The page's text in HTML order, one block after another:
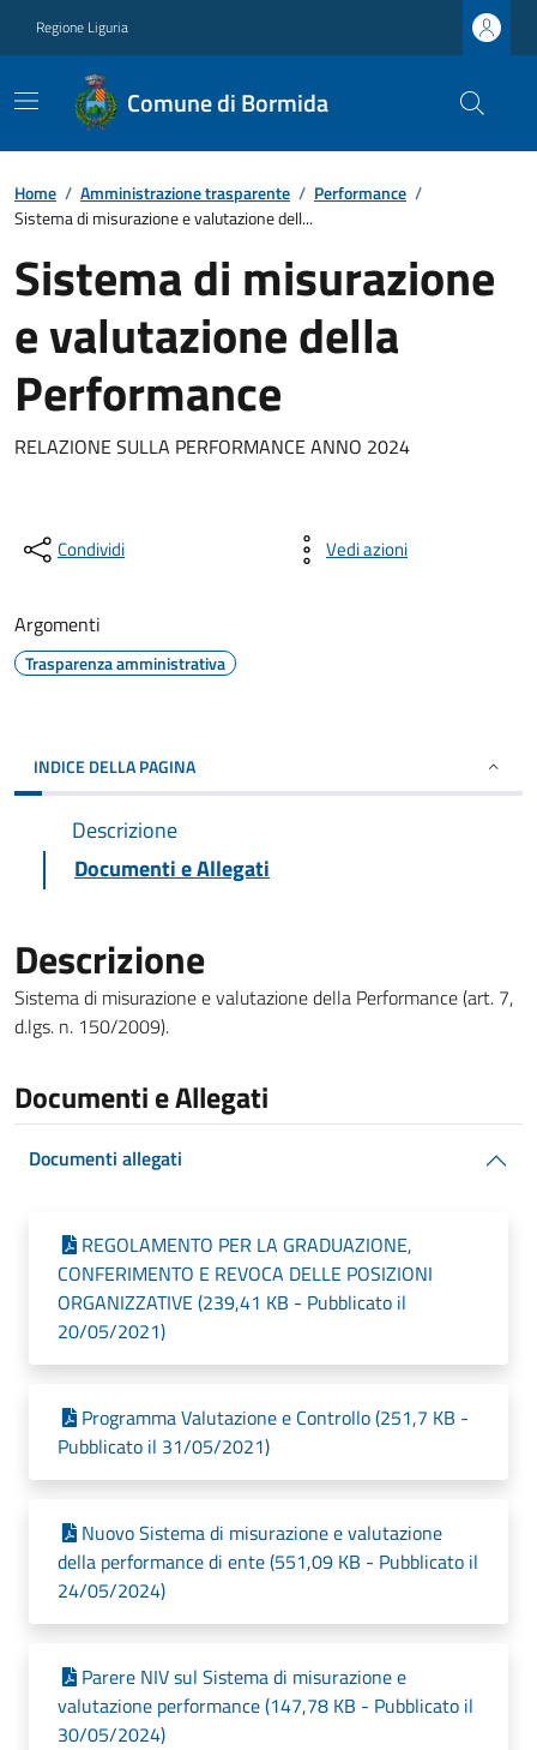
Regione Liguria
Comune di Bormida
Home / Amministrazione trasparente / Performance /
Sistema di misurazione e valutazione dell...
Sistema di misurazione
e valutazione della
Performance
RELAZIONE SULLA PERFORMANCE ANNO 2024
Condividi Vedi azioni
Argomenti
Trasparenza amministrativa
INDICE DELLA PAGINA
Descrizione
Documenti e Allegati
Descrizione
Sistema di misurazione e valutazione della Performance (art. 7,
d.lgs. n. 150/2009).
Documenti e Allegati
Documenti allegati
REGOLAMENTO PER LA GRADUAZIONE,
CONFERIMENTO E REVOCA DELLE POSIZIONI
ORGANIZZATIVE (239,41 KB - Pubblicato il
20/05/2021)
Programma Valutazione e Controllo (251,7 KB -
Pubblicato il 31/05/2021)
Nuovo Sistema di misurazione e valutazione
della performance di ente (551,09 KB - Pubblicato il
24/05/2024)
Parere NIV sul Sistema di misurazione e
valutazione performance (147,78 KB - Pubblicato il
30/05/2024)